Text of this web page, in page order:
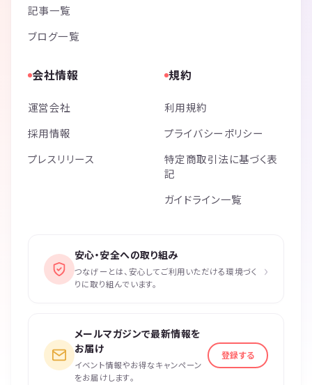
記事一覧
ブログ一覧
会社情報
運営会社
採用情報
プレスリリース
規約
利用規約
プライバシーポリシー
特定商取引法に基づく表
記
ガイドライン一覧
安心・安全への取り組み
つなげーとは、安心してご利用いただける環境づく
りに取り組んでいます。
›
メールマガジンで最新情報を
お届け
イベント情報やお得なキャンペーン
をお届けします。
登録する